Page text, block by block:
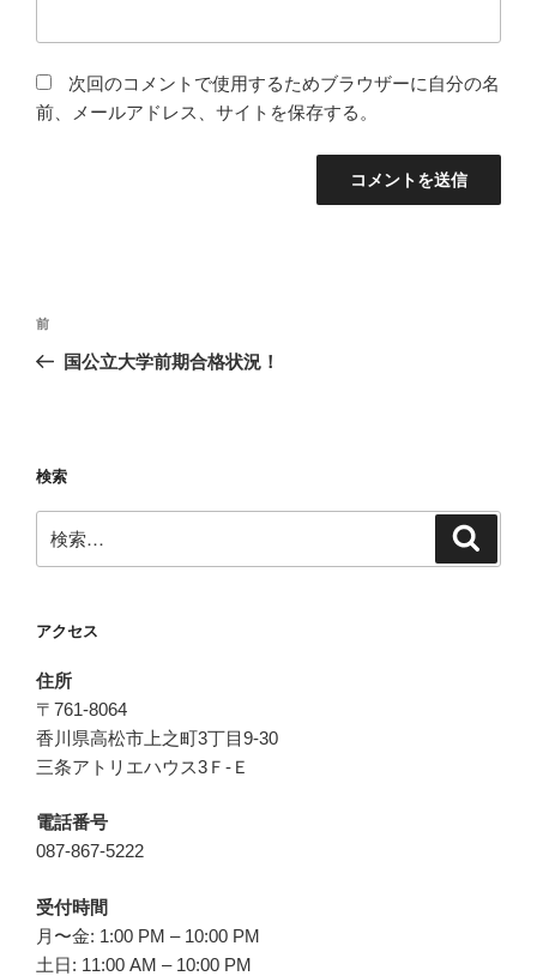
次回のコメントで使用するためブラウザーに自分の名
前、メールアドレス、サイトを保存する。
投
ー
シ
ョ
前
の
前
国公立大学前期合格状況！
検索
索:
アクセス
住所
〒761-8064
香川県高松市上之町3丁目9-30
三条アトリエハウス3Ｆ-Ｅ
電話番号
087-867-5222
受付時間
月〜金: 1:00 PM – 10:00 PM
土日: 11:00 AM – 10:00 PM